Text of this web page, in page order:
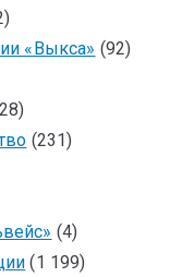
«Выкса» (92)
(231)
(4)
(1 199)